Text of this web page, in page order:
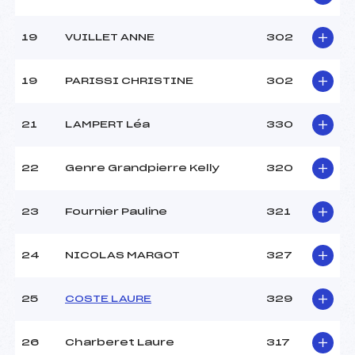
19 VUILLET ANNE 302
19 PARISSI CHRISTINE 302
21 LAMPERT Léa 330
22 Genre Grandpierre Kelly 320
23 Fournier Pauline 321
24 NICOLAS MARGOT 327
25 COSTE LAURE 329
26 Charberet Laure 317